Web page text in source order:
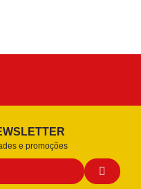
e promoções